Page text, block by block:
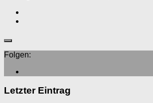
Folgen:
Letzter Eintrag